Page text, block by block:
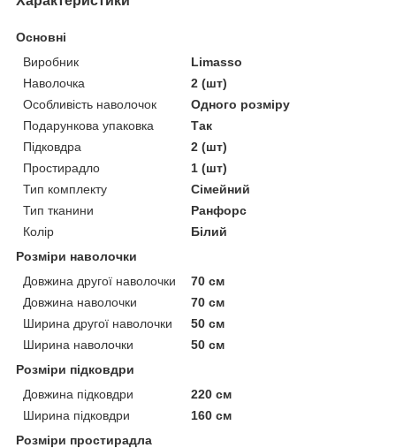
Основні
Виробник
Limasso
Наволочка
2 (шт)
Особливість наволочок
Одного розміру
Подарункова упаковка
Так
Підковдра
2 (шт)
Простирадло
1 (шт)
Тип комплекту
Сімейний
Тип тканини
Ранфорс
Колір
Білий
Розміри наволочки
Довжина другої наволочки
70 см
Довжина наволочки
70 см
Ширина другої наволочки
50 см
Ширина наволочки
50 см
Розміри підковдри
Довжина підковдри
220 см
Ширина підковдри
160 см
Розміри простирадла